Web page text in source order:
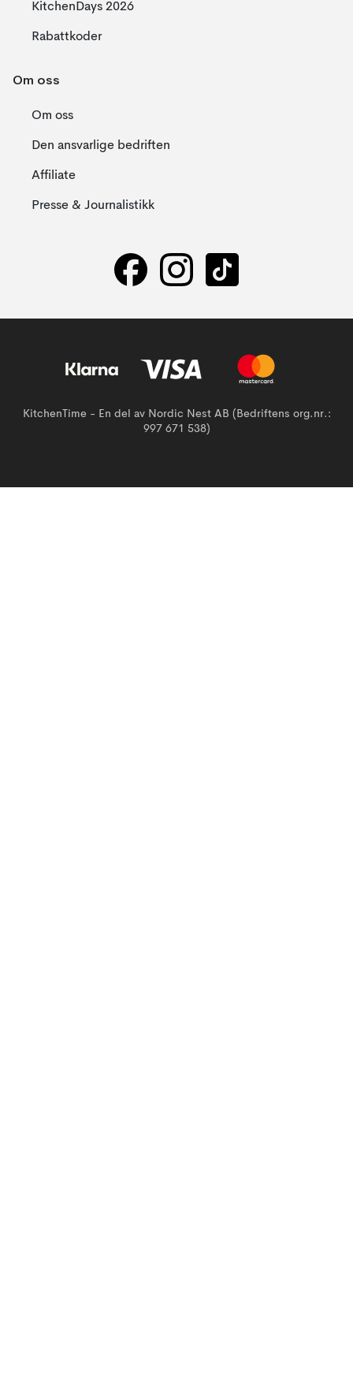
KitchenDays 2026
Rabattkoder
Om oss
Om oss
Den ansvarlige bedriften
Affiliate
Presse & Journalistikk
KitchenTime - En del av Nordic Nest AB (Bedriftens org.nr.:
997 671 538)